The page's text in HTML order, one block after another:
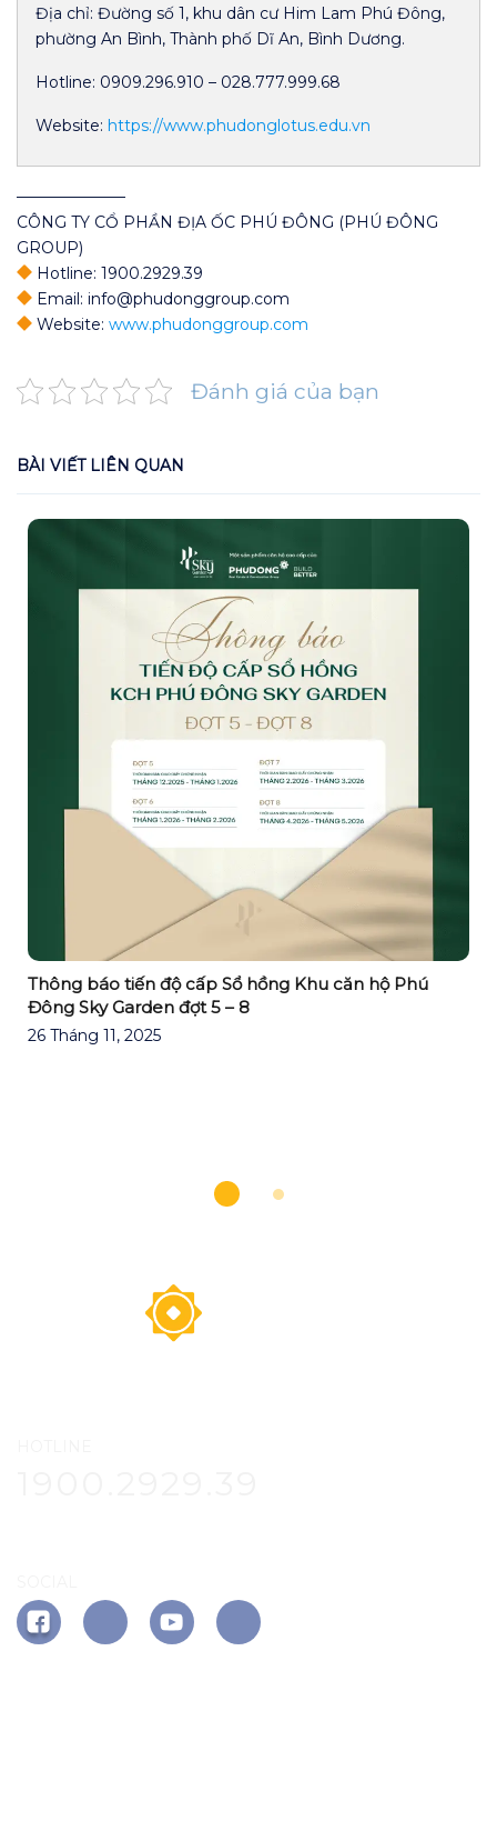
Địa chỉ: Đường số 1, khu dân cư Him Lam Phú Đông,
phường An Bình, Thành phố Dĩ An, Bình Dương.
Hotline: 0909.296.910 – 028.777.999.68
Website: https://www.phudonglotus.edu.vn
———————
CÔNG TY CỔ PHẦN ĐỊA ỐC PHÚ ĐÔNG (PHÚ ĐÔNG
GROUP)
Hotline: 1900.2929.39
Email: info@phudonggroup.com
Website: www.phudonggroup.com
Đánh giá của bạn
BÀI VIẾT LIÊN QUAN
Thông báo tiến độ cấp Sổ hồng Khu căn hộ Phú
Đông Sky Garden đợt 5 – 8
26 Tháng 11, 2025